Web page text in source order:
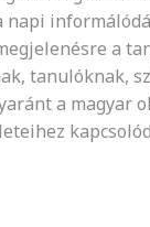
napi
a
tanulóknak,
a magyar